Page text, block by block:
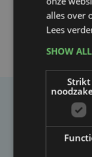
Heb je een
alles over
Lees
SHOW
Strikt